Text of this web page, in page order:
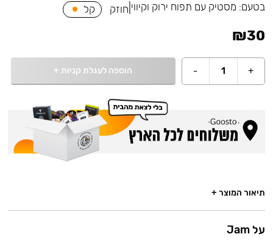
בטעם: מסטיק עם תפוח ירוק וקיווי חוזק קל
₪30
+
1
- הוספה לעגלת קניות +
תיאור המוצר +
על Jam